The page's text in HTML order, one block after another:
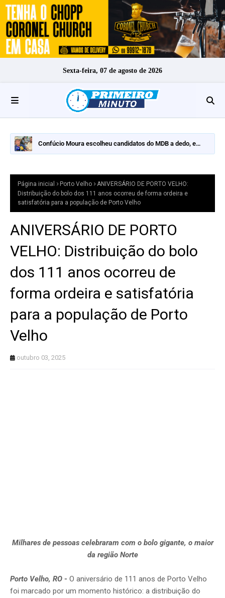
Sexta-feira, 07 de agosto de 2026
Confúcio Moura escolheu candidatos do MDB a dedo, e
Página inicial Porto Velho
ANIVERSÁRIO DE PORTO VELHO:
Distribuição do bolo dos 111 anos ocorreu de forma ordeira e
satisfatória para a população de Porto Velho
ANIVERSÁRIO DE PORTO
VELHO: Distribuição do bolo
dos 111 anos ocorreu de
forma ordeira e satisfatória
para a população de Porto
Velho
outubro 03, 2025
Milhares de pessoas celebraram com o bolo gigante, o maior
da região Norte
Porto Velho, RO - O aniversário de 111 anos de Porto Velho
foi marcado por um momento histórico: a distribuição do